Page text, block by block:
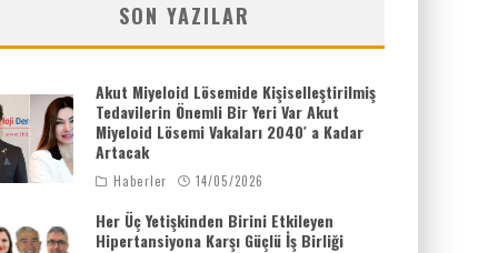
SON YAZILAR
Akut Miyeloid Lösemide Kişiselleştirilmiş
Tedavilerin Önemli Bir Yeri Var Akut
Miyeloid Lösemi Vakaları 2040′ a Kadar
Artacak
Haberler 14/05/2026
Her Üç Yetişkinden Birini Etkileyen
Hipertansiyona Karşı Güçlü İş Birliği